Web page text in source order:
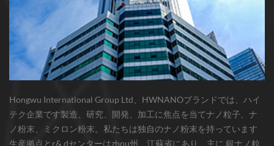
Hongwu International Group Ltd、HWNANOブランドでは、ハイ
テク企業です製造、研究、開発、加工に焦点を当てナノ粒子、ナ
ノ粉末、ミクロン粉末。私たちは独自のナノ粉末を持っています
生産拠点とr& dセンターはzhou州、江蘇省にあり、主に 銀ナノ粒